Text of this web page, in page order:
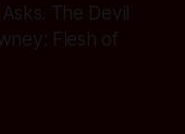
The Devil
Flesh of